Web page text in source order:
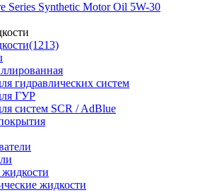
Series Synthetic Motor Oil 5W-30
(1213)
гидравлических систем
ГУР
систем SCR / AdBlue
жидкости